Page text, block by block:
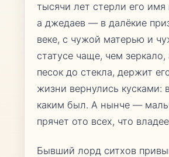
тысячи лет стерли его имя
а джедаев — в далёкие
веке, с чужой матерью и
статусе чаще, чем
песок до стекла, держит
жизни вернулись кусками:
каким был. А нынче —
прячет ото всех, что
Бывший лорд ситхов